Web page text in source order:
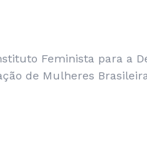
Feminista para a
de Mulheres